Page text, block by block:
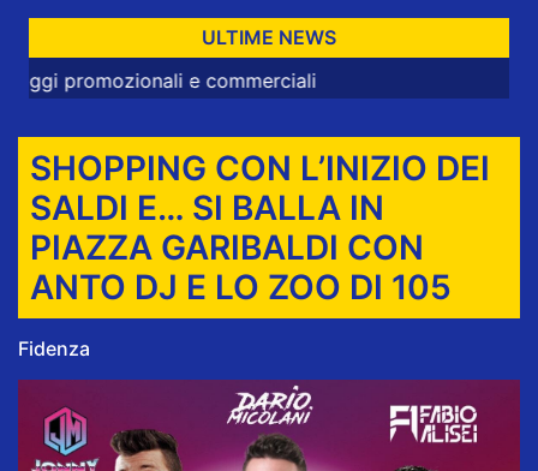
ULTIME NEWS
e commerciali
SHOPPING CON L’INIZIO DEI
SALDI E… SI BALLA IN
PIAZZA GARIBALDI CON
ANTO DJ E LO ZOO DI 105
Fidenza